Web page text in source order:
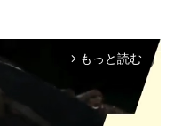
arrow_forward_ios もっと読む